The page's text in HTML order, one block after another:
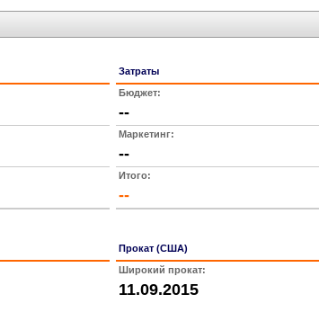
Затраты
Бюджет:
--
Маркетинг:
--
Итого:
--
Прокат (США)
Широкий прокат:
11.09.2015